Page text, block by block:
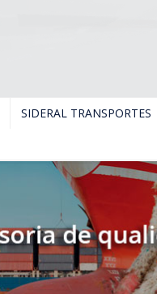
SIDERAL TRANSPORTES